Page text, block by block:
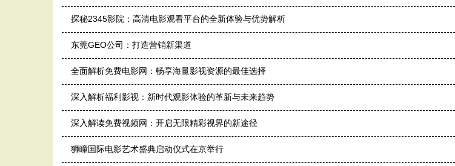
探秘2345影院：高清电影观看平台的全新体验与优势解析
东莞GEO公司：打造营销新渠道
全面解析免费电影网：畅享海量影视资源的最佳选择
深入解析福利影视：新时代观影体验的革新与未来趋势
深入解读免费视频网：开启无限精彩视界的新途径
狮瞳国际电影艺术盛典启动仪式在京举行